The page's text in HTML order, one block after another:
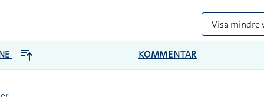
Visa mindre
KOMMENTAR